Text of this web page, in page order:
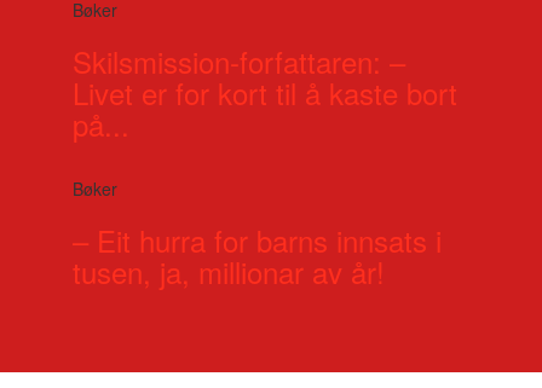
Bøker
Skilsmission-forfattaren: –
Livet er for kort til å kaste bort
på...
Bøker
– Eit hurra for barns innsats i
tusen, ja, millionar av år!